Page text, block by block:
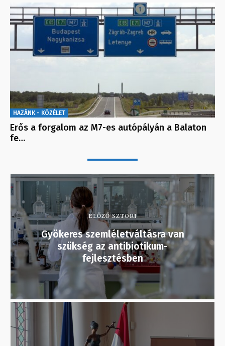
HAZÁNK - KÖZÉLET
Erős a forgalom az M7-es autópályán a Balaton
fe…
ELŐZŐ SZTORI
Gyökeres szemléletváltásra van
szükség az antibiotikum-
fejlesztésben